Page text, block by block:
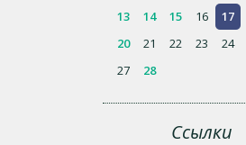
13
14 15 16 17
20
21 22 23 24
27
28
Ссылки